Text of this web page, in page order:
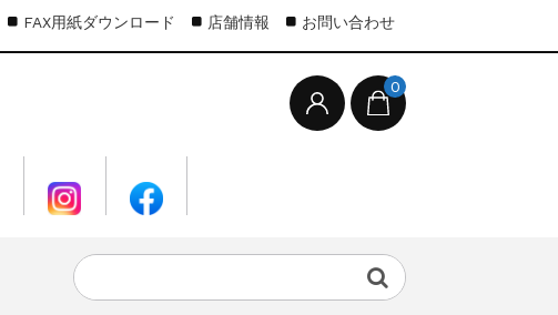
0
FAX用紙ダウンロード 店舗情報 お問い合わせ